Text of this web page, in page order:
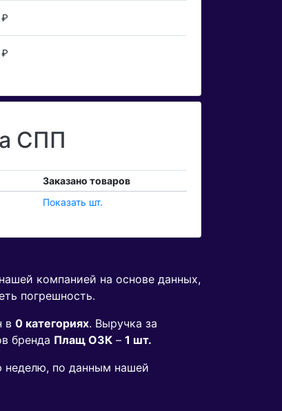
₽
₽
СПП
Заказано товаров
Показать шт.
компанией на основе данных,
погрешность.
в 0 категориях. Выручка за
бренда Плащ ОЗК – 1 шт.
неделю, по данным нашей